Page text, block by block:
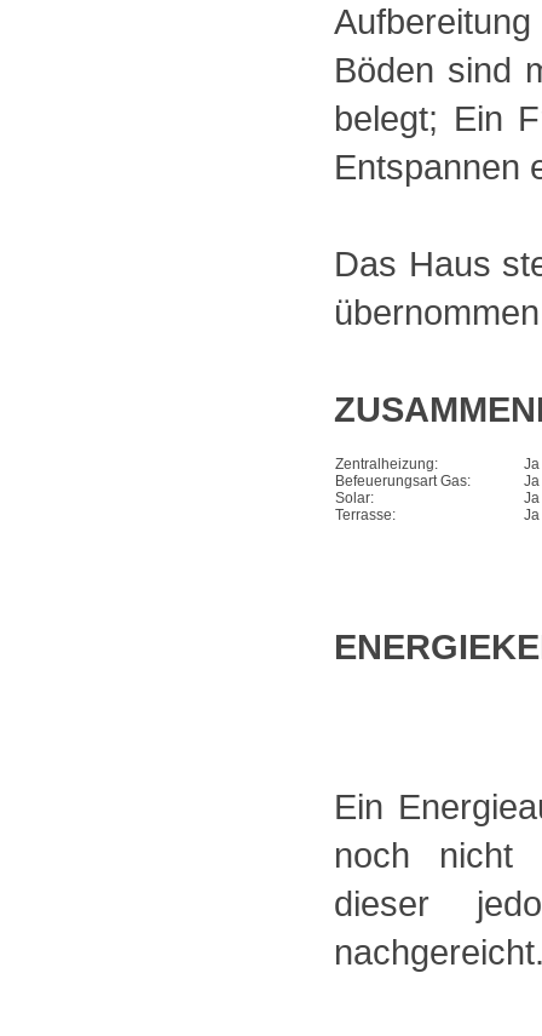
Böden sind
belegt; Ein
Entspannen
Das Haus
Zentralheizung:
Befeuerungsart Gas:
Solar:
Terrasse:
Ja
Ja
Ja
Ja
Ein
noch nicht
dieser